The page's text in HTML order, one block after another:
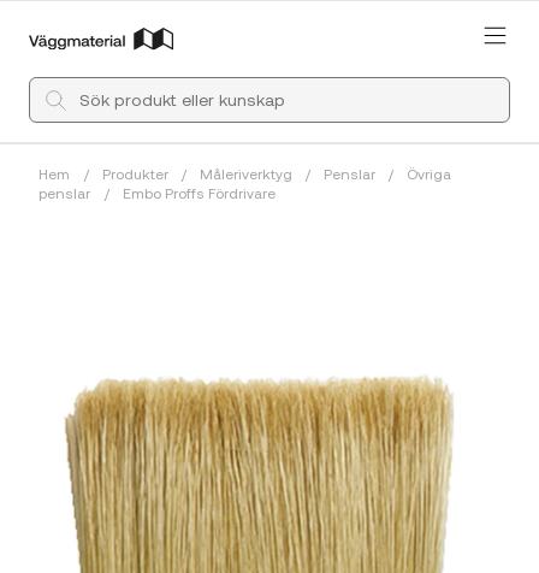
Hem / Produkter / Måleriverktyg / Penslar /
Övriga
penslar
/ Embo Proffs Fördrivare